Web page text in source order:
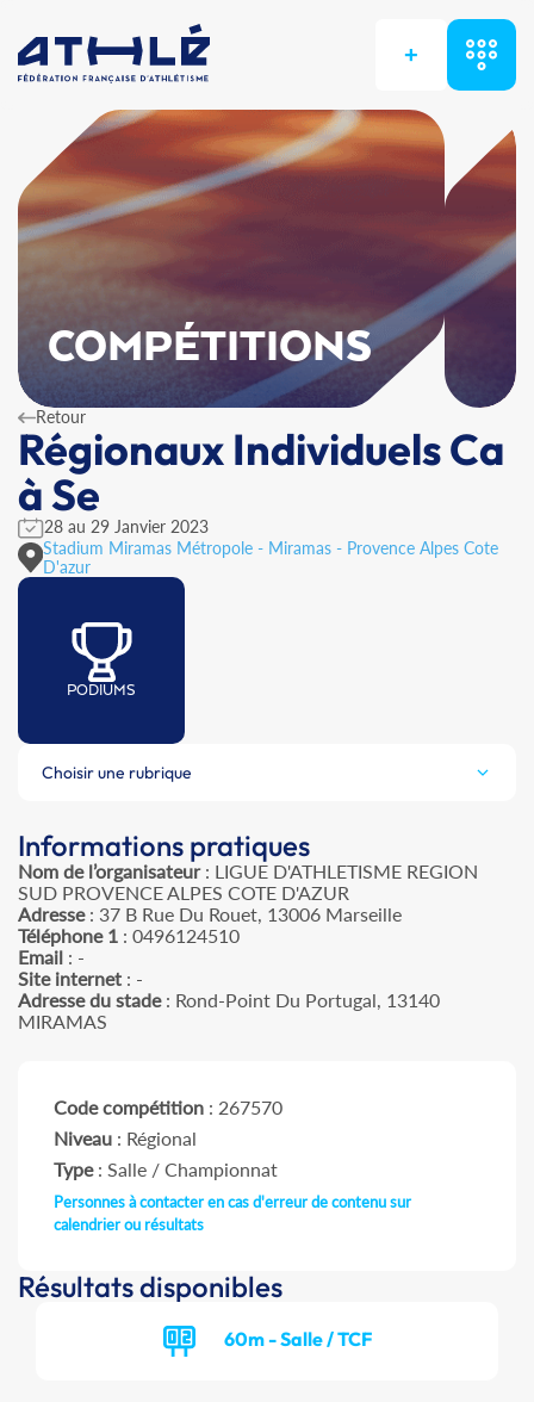
+
COMPÉTITIONS
Retour
Régionaux Individuels Ca
à Se
28 au 29 Janvier 2023
Stadium Miramas Métropole - Miramas - Provence Alpes Cote
D'azur
PODIUMS
Choisir une rubrique
Informations pratiques
Nom de l’organisateur: LIGUE D'ATHLETISME REGION
SUD PROVENCE ALPES COTE D'AZUR
Adresse: 37 B Rue Du Rouet, 13006 Marseille
Téléphone 1 : 0496124510
Email : -
Site internet : -
Adresse du stade: Rond-Point Du Portugal, 13140
MIRAMAS
Code compétition : 267570
Niveau : Régional
Type: Salle / Championnat
Personnes à contacter en cas d'erreur de contenu sur
calendrier ou résultats
Résultats disponibles
60m - Salle / TCF